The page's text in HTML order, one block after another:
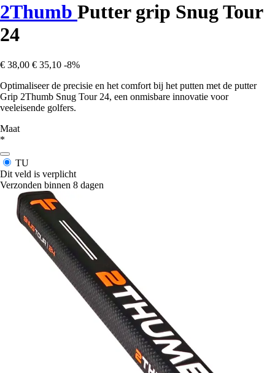
2Thumb Putter grip Snug Tour
24
€ 38,00 € 35,10 -8%
Optimaliseer de precisie en het comfort bij het putten met de putter
Grip 2Thumb Snug Tour 24, een onmisbare innovatie voor
veeleisende golfers.
Maat
*
TU
Dit veld is verplicht
Verzonden binnen 8 dagen